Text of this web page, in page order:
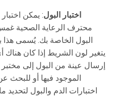
اختبار البول: يمكن
محترف الرعاية الصحية
البول الخاصة بك. يُسمى هذا
يتغير لون الشريط إذا كان هناك
إرسال عينة من البول إلى
الموجود فيها أو للبحث
اختبارات الدم والبول